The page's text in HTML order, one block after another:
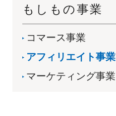
もしもの事業
コマース事業
アフィリエイト事業
マーケティング事業